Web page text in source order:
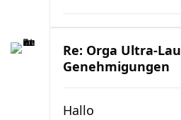
Re: Orga Ultra-
Genehmigungen
Hallo